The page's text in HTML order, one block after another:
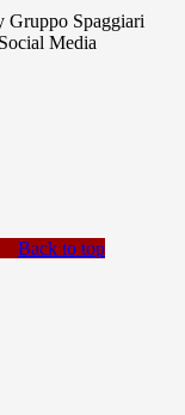
Gruppo Spaggiari
Media
Back to top